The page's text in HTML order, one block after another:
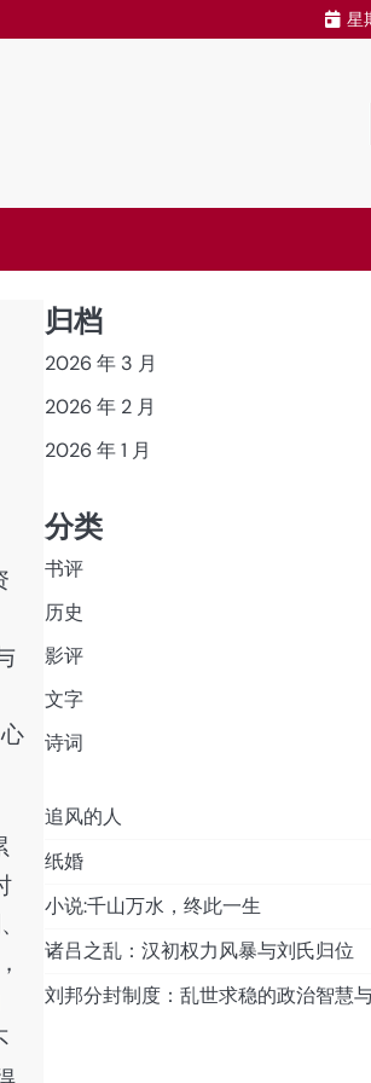
星
归档
2026 年 3 月
2026 年 2 月
2026 年 1 月
分类
书评
历史
影评
文字
诗词
追风的人
纸婚
小说:千山万水，终此一生
诸吕之乱：汉初权力风暴与刘氏归位
刘邦分封制度：乱世求稳的政治智慧